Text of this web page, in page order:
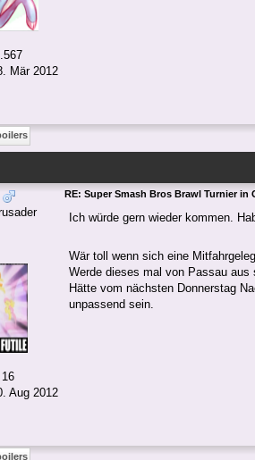
Mär 2012
Aug 2012
RE: Super Smash Bros Brawl Turnier in
Ich würde gern wieder kommen.
Wär toll wenn sich eine
Werde dieses mal von Passau
Hätte vom nächsten Donnerstag
unpassend sein.